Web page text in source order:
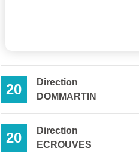
20
Direction
DOMMARTIN
20
Direction
ECROUVES